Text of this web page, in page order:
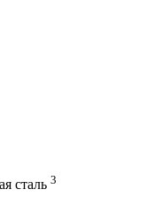
сталь 3